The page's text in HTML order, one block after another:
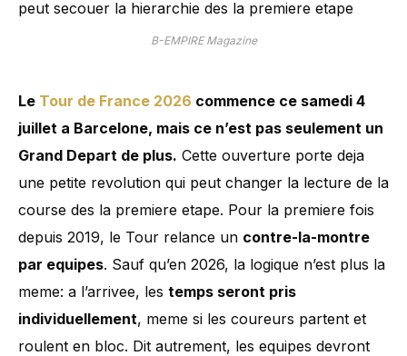
B-EMPIRE Magazine
Le Tour de France 2026 commence ce samedi 4
juillet a Barcelone, mais ce n’est pas seulement un
Grand Depart de plus. Cette ouverture porte deja
une petite revolution qui peut changer la lecture de la
course des la premiere etape. Pour la premiere fois
depuis 2019, le Tour relance un contre-la-montre
par equipes. Sauf qu’en 2026, la logique n’est plus la
meme: a l’arrivee, les temps seront pris
individuellement, meme si les coureurs partent et
roulent en bloc. Dit autrement, les equipes devront